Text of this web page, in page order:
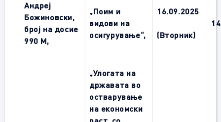
Андреј
Божиновски,
број на досие
990 M,
„Поим и
видови на
осигурување“,
16.09.2025
(Вторник)
„Улогата на
државата во
остварување
на економски